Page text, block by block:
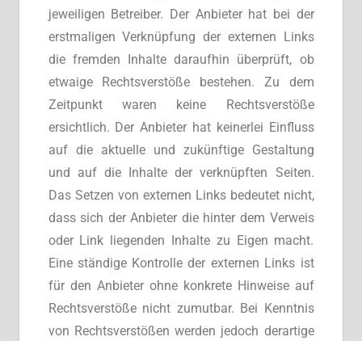
jeweiligen Betreiber. Der Anbieter hat bei der
erstmaligen Verknüpfung der externen Links
die fremden Inhalte daraufhin überprüft, ob
etwaige Rechtsverstöße bestehen. Zu dem
Zeitpunkt waren keine Rechtsverstöße
ersichtlich. Der Anbieter hat keinerlei Einfluss
auf die aktuelle und zukünftige Gestaltung
und auf die Inhalte der verknüpften Seiten.
Das Setzen von externen Links bedeutet nicht,
dass sich der Anbieter die hinter dem Verweis
oder Link liegenden Inhalte zu Eigen macht.
Eine ständige Kontrolle der externen Links ist
für den Anbieter ohne konkrete Hinweise auf
Rechtsverstöße nicht zumutbar. Bei Kenntnis
von Rechtsverstößen werden jedoch derartige